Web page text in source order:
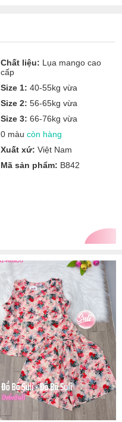
Chất liệu: Lụa mango cao
cấp
Size 1: 40-55kg vừa
Size 2: 56-65kg vừa
Size 3: 66-76kg vừa
0 màu còn hàng
Xuất xứ: Việt Nam
Mã sản phẩm: B842